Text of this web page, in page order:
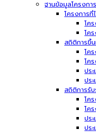
ฐานข้อมูลโครงการ
โครงการที่
โค
โค
สถิติการขึ้น
โค
โค
ปร
ปร
สถิติการรั
โค
โค
ปร
ปร